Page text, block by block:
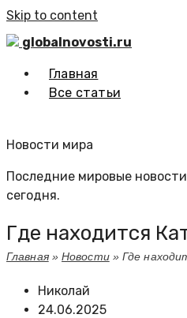
Skip to content
globalnovosti.ru
Главная
Все статьи
Новости мира
Последние мировые
сегодня.
Где находится
Главная»Новости»Где
Николай
24.06.2025